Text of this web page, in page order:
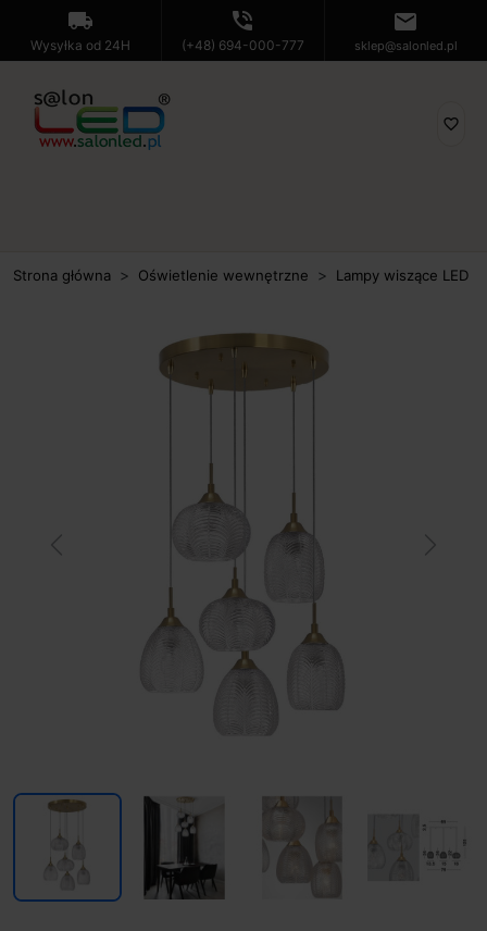
local_shipping
Wysyłka od 24H
phone_in_talk
(+48) 694-000-777
mail
sklep@salonled.pl
favorite_border
Strona główna Oświetlenie wewnętrzne Lampy wiszące LED